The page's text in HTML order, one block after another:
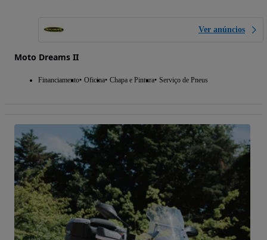
Ver anúncios
Moto Dreams II
Financiamento Oficina Chapa e Pintura Serviço de Pneus